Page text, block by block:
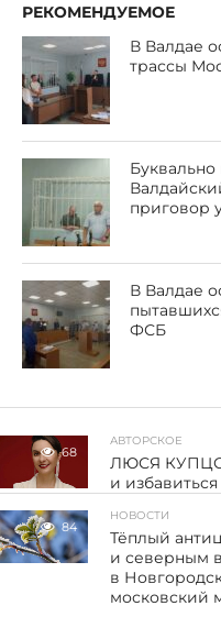
РЕКОМЕНДУЕМОЕ
В Валдае
трассы
приговор
В Валдае
ФСБ
68
АВТОРСКОЕ
ЛЮСЯ
и избавиться
84
НОВОСТИ
Тёплый
и северным
в
московский